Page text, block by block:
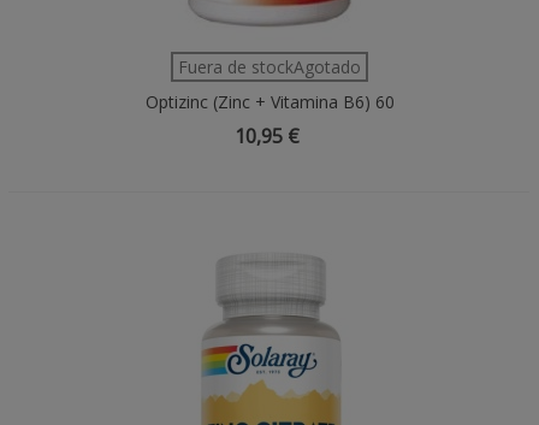
Fuera de stockAgotado
Optizinc (Zinc + Vitamina B6) 60
Cápsulas
10,95 €